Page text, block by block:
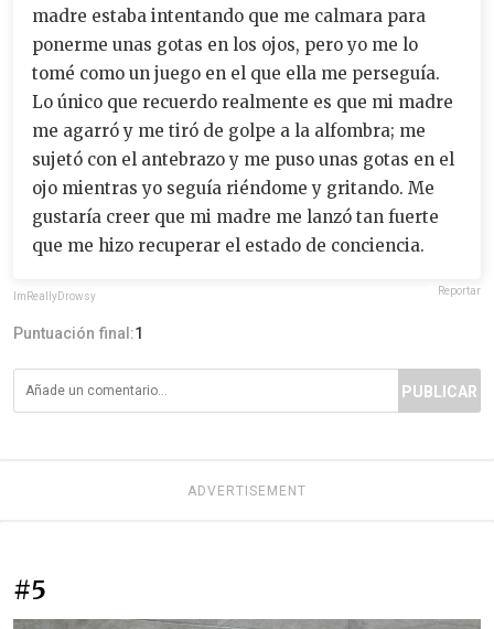
madre estaba intentando que me calmara para
ponerme unas gotas en los ojos, pero yo me lo
tomé como un juego en el que ella me perseguía.
Lo único que recuerdo realmente es que mi madre
me agarró y me tiró de golpe a la alfombra; me
sujetó con el antebrazo y me puso unas gotas en el
ojo mientras yo seguía riéndome y gritando. Me
gustaría creer que mi madre me lanzó tan fuerte
que me hizo recuperar el estado de conciencia.
ImReallyDrowsy Reportar
Puntuación final:1
PUBLICAR
ADVERTISEMENT
#5